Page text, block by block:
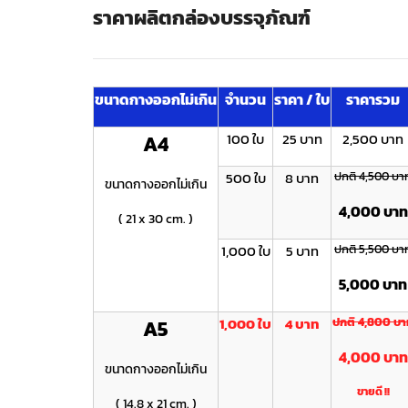
ราคาผลิตกล่องบรรจุภัณฑ์
ขนาดกางออกไม่เกิน จำนวน ราคา / ใบ ราคารวม
A4
ขนาดกางออกไม่เกิน
( 21 x 30 cm. )
100 ใบ 25 บาท
2,500 บาท
500 ใบ
8 บาท ปกติ 4,500 บา
4,000 บาท
1,000 ใบ 5 บาท ปกติ 5,500 บา
5,000 บาท
A5
ขนาดกางออกไม่เกิน
( 14.8 x 21 cm. )
1,000 ใบ 4 บาท ปกติ 4 ,800 บ
4 ,000 บาท
ขายดี !!